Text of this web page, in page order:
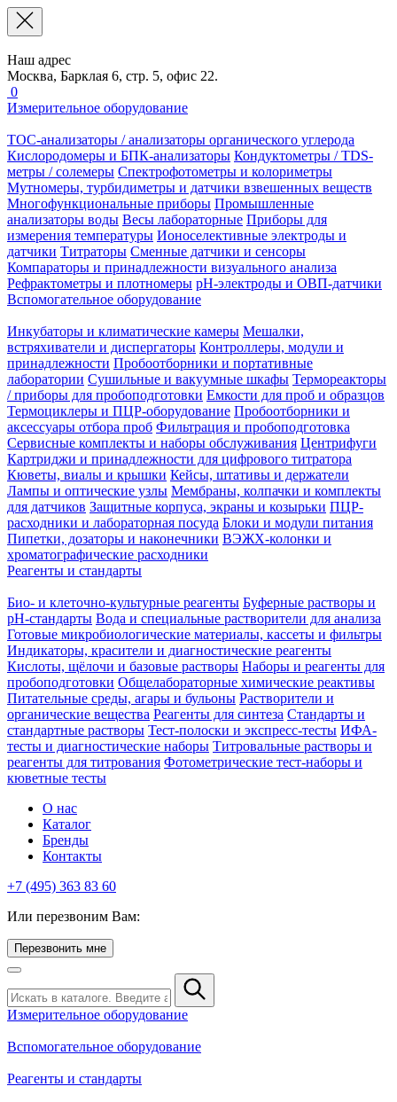
Наш адрес
Москва, Барклая 6, стр. 5, офис 22.
0
Измерительное оборудование
TOC-анализаторы / анализаторы органического углерода
Кислородомеры и БПК-анализаторы Кондуктометры / TDS-
метры / солемеры Спектрофотометры и колориметры
Мутномеры, турбидиметры и датчики взвешенных веществ
Многофункциональные приборы Промышленные
анализаторы воды Весы лабораторные Приборы для
измерения температуры Ионоселективные электроды и
датчики Титраторы Сменные датчики и сенсоры
Компараторы и принадлежности визуального анализа
Рефрактометры и плотномеры pH-электроды и ОВП-датчики
Вспомогательное оборудование
Инкубаторы и климатические камеры Мешалки,
встряхиватели и диспергаторы Контроллеры, модули и
принадлежности Пробоотборники и портативные
лаборатории Сушильные и вакуумные шкафы Термореакторы
/ приборы для пробоподготовки Емкости для проб и образцов
Термоциклеры и ПЦР-оборудование Пробоотборники и
аксессуары отбора проб Фильтрация и пробоподготовка
Сервисные комплекты и наборы обслуживания Центрифуги
Картриджи и принадлежности для цифрового титратора
Кюветы, виалы и крышки Кейсы, штативы и держатели
Лампы и оптические узлы Мембраны, колпачки и комплекты
для датчиков Защитные корпуса, экраны и козырьки ПЦР-
расходники и лабораторная посуда Блоки и модули питания
Пипетки, дозаторы и наконечники ВЭЖХ-колонки и
хроматографические расходники
Реагенты и стандарты
Био- и клеточно-культурные реагенты Буферные растворы и
pH-стандарты Вода и специальные растворители для анализа
Готовые микробиологические материалы, кассеты и фильтры
Индикаторы, красители и диагностические реагенты
Кислоты, щёлочи и базовые растворы Наборы и реагенты для
пробоподготовки Общелабораторные химические реактивы
Питательные среды, агары и бульоны Растворители и
органические вещества Реагенты для синтеза Стандарты и
стандартные растворы Тест-полоски и экспресс-тесты ИФА-
тесты и диагностические наборы Титровальные растворы и
реагенты для титрования Фотометрические тест-наборы и
кюветные тесты
О нас
Каталог
Бренды
Контакты
+7 (495) 363 83 60
Или перезвоним Вам:
Перезвонить мне
Измерительное оборудование
Вспомогательное оборудование
Реагенты и стандарты